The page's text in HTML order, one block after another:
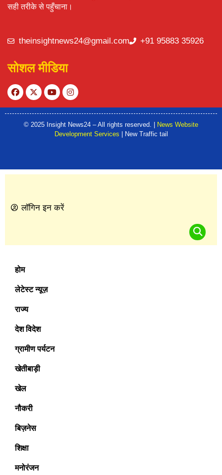
सही तरीके से पहुँचाना।
theinsightnews24@gmail.com +91 95883 35926
सोशल मीडिया
© 2025 Insight News24 – All rights reserved. |
News Website
Development Services
| New Traffic tail
लॉगिन इन करें
होम
लेटेस्ट न्यूज़
राज्य
देश विदेश
ग्रामीण पर्यटन
खेतीबाड़ी
खेल
नौकरी
बिज़नेस
शिक्षा
मनोरंजन